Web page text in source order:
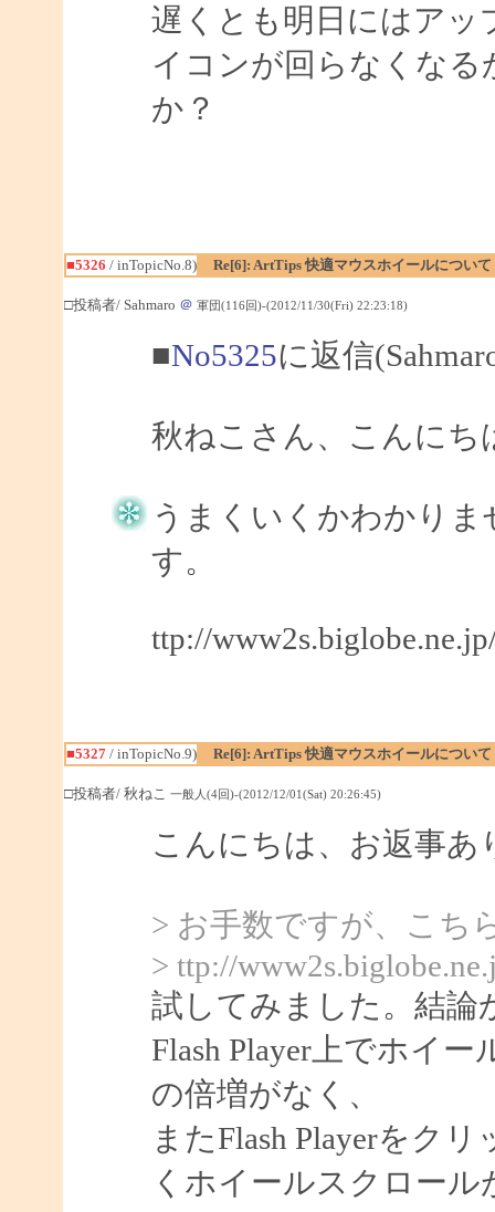
遅くとも明日にはアッ
イコンが回らなくな
か？
■5326 / inTopicNo.8) Re[6]: ArtTips 快適マウスホイールについて
□投稿者/ Sahmaro ＠ 軍団(116回)-(2012/11/30(Fri) 22:23:18)
■No5325に返信
秋ねこさん、こんにち
うまくいくかわかり
す。
ttp://
■5327/ inTopicNo.9) Re[6]: ArtTips 快適マウスホイールについて
□投稿者/ 秋ねこ 一般人(4回)-(2012/12/01(Sat) 20:26:45)
こんにちは、お返事
> お手数ですが、こち
> ttp://
試してみました。結論
Flash Player上でホイ
の倍増がなく、
またFlash Playerをク
くホイールスクロー